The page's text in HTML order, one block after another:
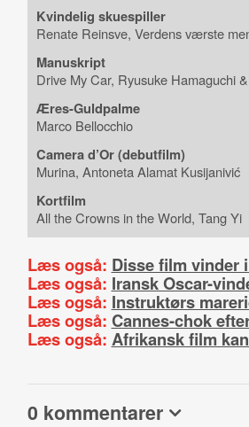
Kvindelig skuespiller
Renate Reinsve, Verdens værste
Manuskript
Drive My Car, RyusukeHamaguchi
Æres-Guldpalme
Marco Bellocchio
Camera d’Or (debutfilm)
Murina, Antoneta Alamat Kusijanivić
Kortfilm
All the Crowns in the World, Tang Yi
Læs også: Disse film vinder
Læs også: Iransk Oscar-
Læs også: Instruktørs
Læs også: Cannes-chok
Læs også: Afrikansk film
0 kommentarer